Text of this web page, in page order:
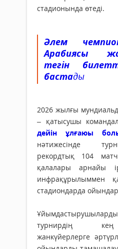
стадионында өтеді.
Әлем
Арабиясы
тегін
бастады
2026 жылғы
– қатысушы
дейін ұлғаюы
нәтижесінде
рекордтық 104
қалалары арнайы
инфрақұрылыммен
стадиондарда ойындар
турнирдің
жанкүйерлерге